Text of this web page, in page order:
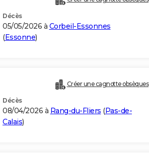
Décès
05/05/2026 à Corbeil-Essonnes
(Essonne)
Créer une cagnotte obsèques
Décès
08/04/2026 à Rang-du-Fliers (Pas-de-
Calais)